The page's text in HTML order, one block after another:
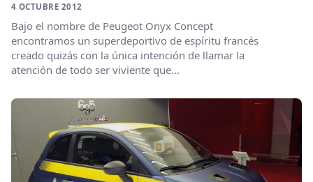
4 OCTUBRE 2012
Bajo el nombre de Peugeot Onyx Concept
encontramos un superdeportivo de espíritu francés
creado quizás con la única intención de llamar la
atención de todo ser viviente que...